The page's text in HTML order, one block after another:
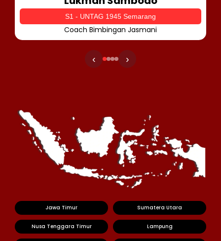
S1 - UNTAG 1945 Semarang
Coach Bimbingan Jasmani
‹ ›
Jawa Timur Sumatera Utara
Nusa Tenggara Timur Lampung